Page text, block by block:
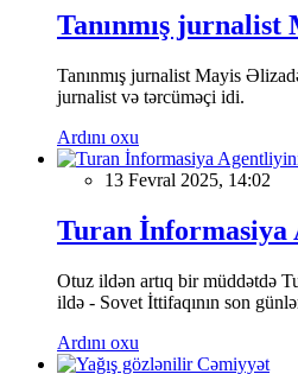
Tanınmış
Tanınmış jurnalist Mayis
jurnalist və tərcüməçi idi.
Ardını oxu
13 Fevral 2025, 14:02
Turan İnformasiya
Otuz ildən artıq bir müddətdə
ildə - Sovet İttifaqının son
Ardını oxu
Cəmiyyət